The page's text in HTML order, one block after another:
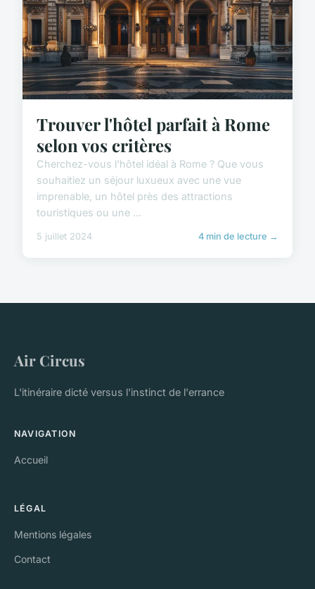
Trouver l'hôtel parfait à Rome
selon vos critères
Cherchez-vous l'hôtel idéal à Rome ? Que vous
souhaitiez un séjour luxueux avec une vue
imprenable, un hôtel près des attractions
touristiques ou une ...
5 juillet 2024 4 min de lecture →
Air Circus
L'itinéraire dicté versus l'instinct de l'errance
NAVIGATION
Accueil
LÉGAL
Mentions légales
Contact